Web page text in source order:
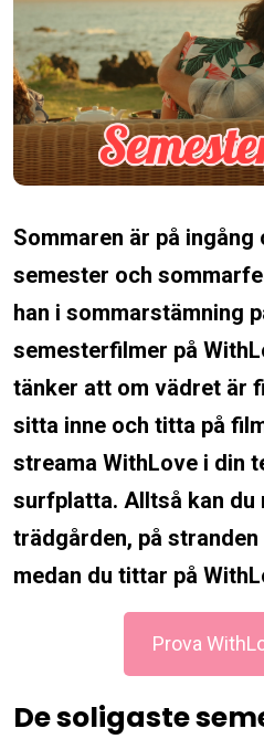
Sommaren är på ingång
semester och
han i sommarstämning
semesterfilmer på
tänker att om vädret är
sitta inne och titta på
streama WithLove i din
surfplatta. Alltså kan du
trädgården, på
medan du tittar på
Prova
De soligaste